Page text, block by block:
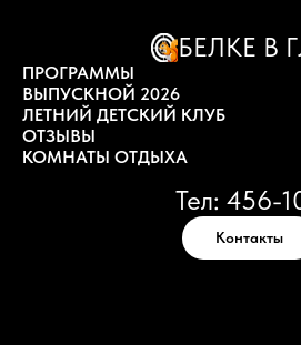
БЕЛКЕ В
ПРОГРАММЫ
ВЫПУСКНОЙ 2026
ЛЕТНИЙ ДЕТСКИЙ КЛУБ
ОТЗЫВЫ
КОМНАТЫ ОТДЫХА
Тел: 456-
Контакты